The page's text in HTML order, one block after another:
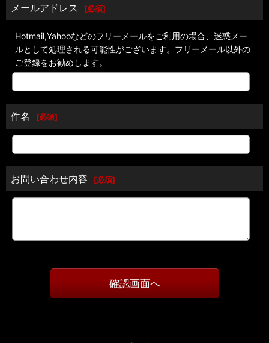
メールアドレス [必須]
Hotmail,Yahooなどのフリーメールをご利用の場合、迷惑メー
ルとして処理される可能性がございます。フリーメール以外の
ご登録をお勧めします。
件名 [必須]
お問い合わせ内容 [必須]
確認画面へ